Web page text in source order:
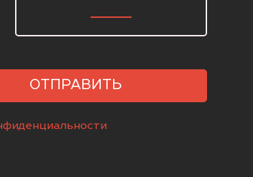
ОТПРАВИТЬ